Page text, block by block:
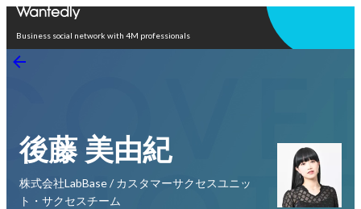
Business social network with 4M professionals
後藤 美由紀
株式会社LabBase / カスタマーサクセスユニッ
ト・サクセスチーム